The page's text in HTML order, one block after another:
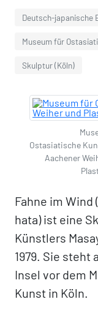
Deutsch-japanische
Museum für
Skulptur (Köln)
Ostasiatische
Aachener
Fahne im Wind
hata) ist eine
Künstlers
1979. Sie
Insel vor dem
Kunst in Köln.